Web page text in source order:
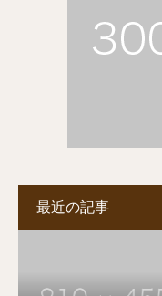
最近の記事